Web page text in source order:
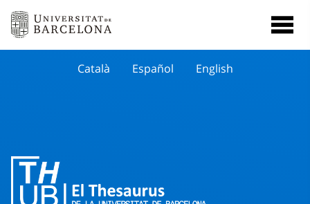
Català Español English